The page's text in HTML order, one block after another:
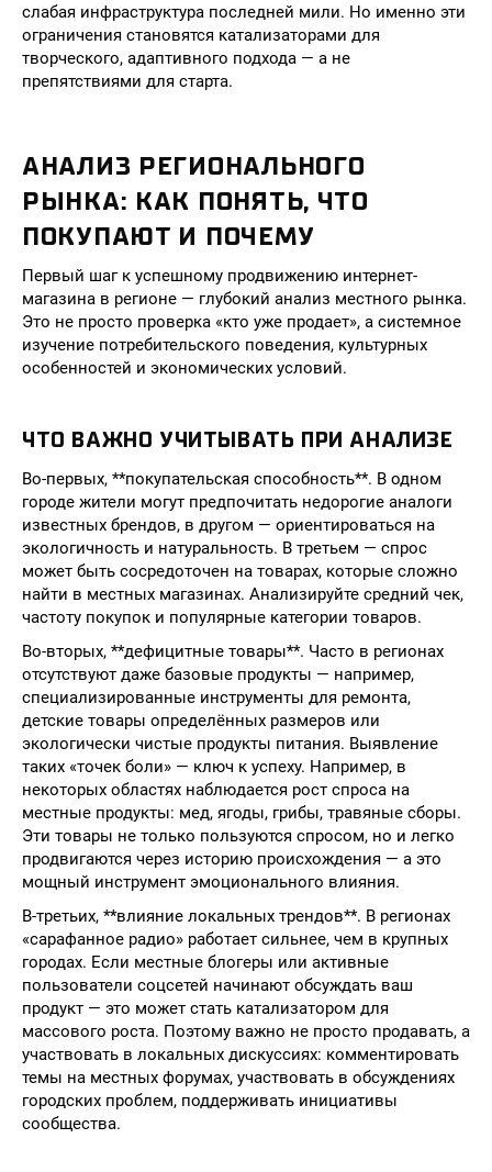
слабая инфраструктура последней мили. Но именно эти
ограничения становятся катализаторами для
творческого, адаптивного подхода — а не
препятствиями для старта.
АНАЛИЗ РЕГИОНАЛЬНОГО
РЫНКА: КАК ПОНЯТЬ, ЧТО
ПОКУПАЮТ И ПОЧЕМУ
Первый шаг к успешному продвижению интернет-
магазина в регионе — глубокий анализ местного рынка.
Это не просто проверка «кто уже продает», а системное
изучение потребительского поведения, культурных
особенностей и экономических условий.
ЧТО ВАЖНО УЧИТЫВАТЬ ПРИ АНАЛИЗЕ
Во-первых, **покупательская способность**. В одном
городе жители могут предпочитать недорогие аналоги
известных брендов, в другом — ориентироваться на
экологичность и натуральность. В третьем — спрос
может быть сосредоточен на товарах, которые сложно
найти в местных магазинах. Анализируйте средний чек,
частоту покупок и популярные категории товаров.
Во-вторых, **дефицитные товары**. Часто в регионах
отсутствуют даже базовые продукты — например,
специализированные инструменты для ремонта,
детские товары определённых размеров или
экологически чистые продукты питания. Выявление
таких «точек боли» — ключ к успеху. Например, в
некоторых областях наблюдается рост спроса на
местные продукты: мед, ягоды, грибы, травяные сборы.
Эти товары не только пользуются спросом, но и легко
продвигаются через историю происхождения — а это
мощный инструмент эмоционального влияния.
В-третьих, **влияние локальных трендов**. В регионах
«сарафанное радио» работает сильнее, чем в крупных
городах. Если местные блогеры или активные
пользователи соцсетей начинают обсуждать ваш
продукт — это может стать катализатором для
массового роста. Поэтому важно не просто продавать, а
участвовать в локальных дискуссиях: комментировать
темы на местных форумах, участвовать в обсуждениях
городских проблем, поддерживать инициативы
сообщества.